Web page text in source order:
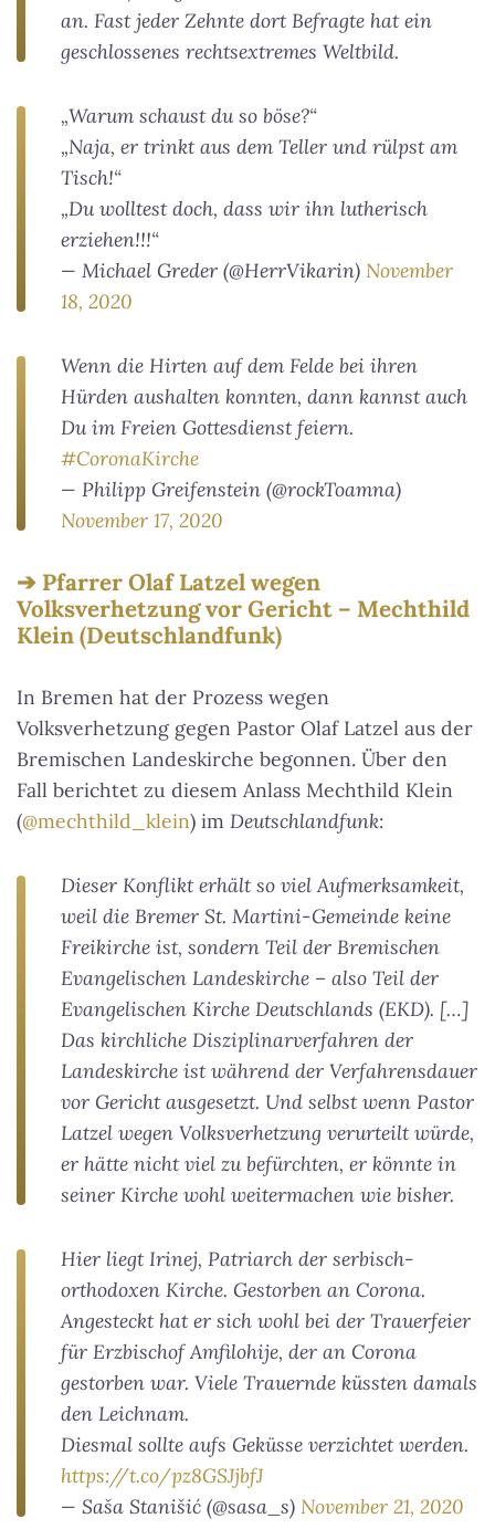
an. Fast jeder Zehnte dort Befragte hat ein
geschlossenes rechtsextremes Weltbild.
„Warum schaust du so böse?“
„Naja, er trinkt aus dem Teller und rülpst am
Tisch!“
„Du wolltest doch, dass wir ihn lutherisch
erziehen!!!“
— Michael Greder (@HerrVikarin) November
18, 2020
Wenn die Hirten auf dem Felde bei ihren
Hürden aushalten konnten, dann kannst auch
Du im Freien Gottesdienst feiern.
#CoronaKirche
— Philipp Greifenstein (@rockToamna)
November 17, 2020
Pfarrer Olaf Latzel wegen
Volksverhetzung vor Gericht – Mechthild
Klein (Deutschlandfunk)
In Bremen hat der Prozess wegen
Volksverhetzung gegen Pastor Olaf Latzel aus der
Bremischen Landeskirche begonnen. Über den
Fall berichtet zu diesem Anlass Mechthild Klein
(@mechthild_klein) im Deutschlandfunk:
Dieser Konflikt erhält so viel Aufmerksamkeit,
weil die Bremer St. Martini-Gemeinde keine
Freikirche ist, sondern Teil der Bremischen
Evangelischen Landeskirche – also Teil der
Evangelischen Kirche Deutschlands (EKD). […]
Das kirchliche Disziplinarverfahren der
Landeskirche ist während der Verfahrensdauer
vor Gericht ausgesetzt. Und selbst wenn Pastor
Latzel wegen Volksverhetzung verurteilt würde,
er hätte nicht viel zu befürchten, er könnte in
seiner Kirche wohl weitermachen wie bisher.
Hier liegt Irinej, Patriarch der serbisch-
orthodoxen Kirche. Gestorben an Corona.
Angesteckt hat er sich wohl bei der Trauerfeier
für Erzbischof Amfilohije, der an Corona
gestorben war. Viele Trauernde küssten damals
den Leichnam.
Diesmal sollte aufs Geküsse verzichtet werden.
https://t.co/pz8GSJjbfJ
— Saša Stanišić (@sasa_s) November 21, 2020